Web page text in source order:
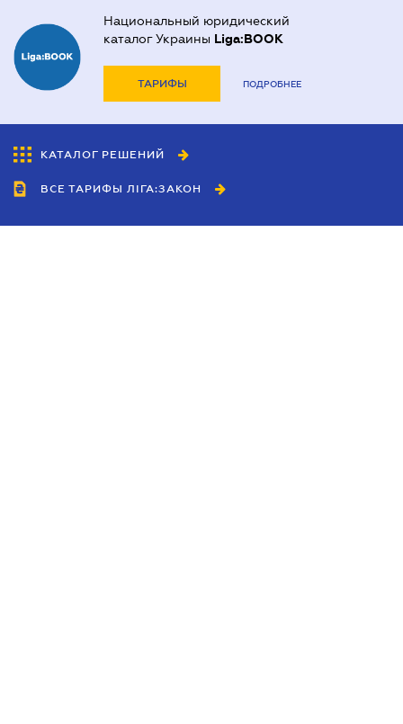
Национальный юридический
каталог Украины Liga:BOOK
ТАРИФЫ ПОДРОБНЕЕ
КАТАЛОГ РЕШЕНИЙ
ВСЕ ТАРИФЫ ЛІГА:ЗАКОН